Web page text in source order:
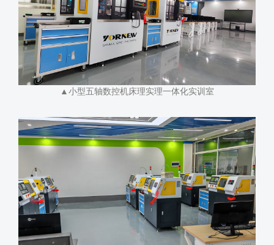
▲小型五轴数控机床理实理一体化实训室